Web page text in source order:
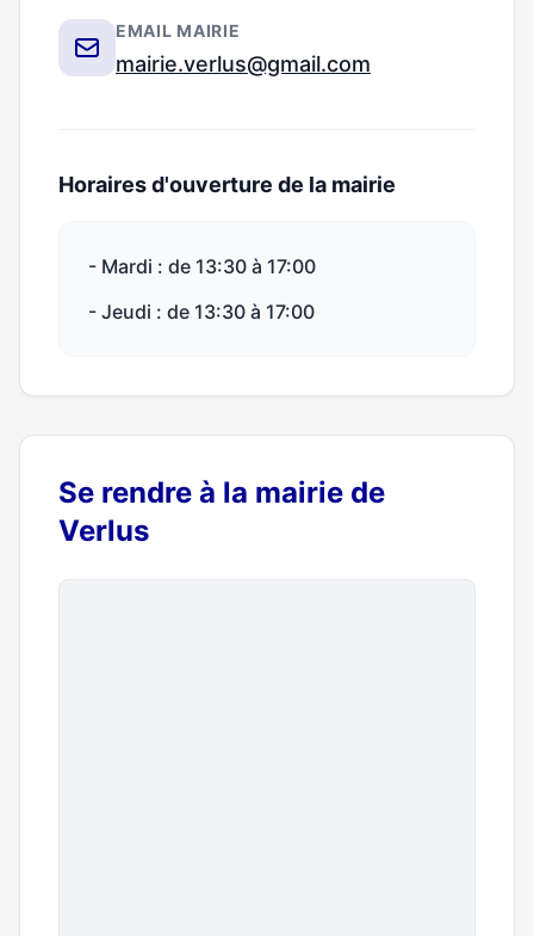
EMAIL MAIRIE
mairie.verlus@gmail.com
Horaires d'ouverture de la mairie
- Mardi : de 13:30 à 17:00
- Jeudi : de 13:30 à 17:00
Se rendre à la mairie de
Verlus